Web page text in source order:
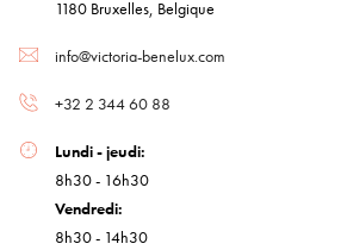
1180 Bruxelles, Belgique
info@victoria-benelux.com
+32 2 344 60 88
Lundi - jeudi:
8h30 - 16h30
Vendredi:
8h30 - 14h30